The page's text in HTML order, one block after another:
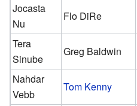
Jocasta
Nu
Flo DiRe
Tera
Sinube
Greg Baldwin
Nahdar
Vebb
Tom Kenny